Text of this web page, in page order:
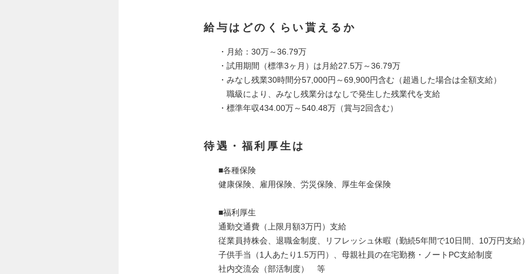
給与はどのくらい貰えるか
・月給：30万～36.79万
・試用期間（標準3ヶ月）は月給27.5万～36.79万
・みなし残業30時間分57,000円～69,900円含む（超過した場合は全額支給）
職級により、みなし残業分はなしで発生した残業代を支給
・標準年収434.00万～540.48万（賞与2回含む）
待遇・福利厚生は
■各種保険
健康保険、雇用保険、労災保険、厚生年金保険
■福利厚生
通勤交通費（上限月額3万円）支給
従業員持株会、退職金制度、リフレッシュ休暇（勤続5年間で10日間、10万円支給
子供手当（1人あたり1.5万円）、母親社員の在宅勤務・ノートPC支給制度
社内交流会（部活制度） 等